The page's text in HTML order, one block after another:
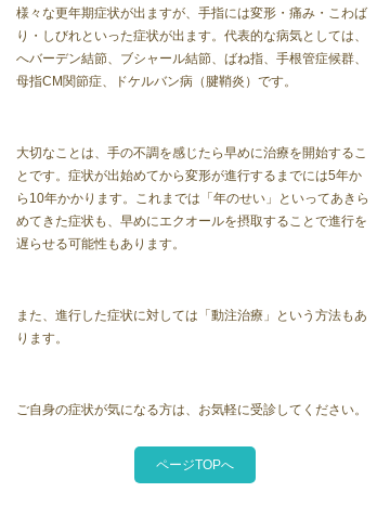
様々な更年期症状が出ますが、手指には変形・痛み・こわば
り・しびれといった症状が出ます。代表的な病気としては、
へバーデン結節、ブシャール結節、ばね指、手根管症候群、
母指CM関節症、ドケルバン病（腱鞘炎）です。
大切なことは、手の不調を感じたら早めに治療を開始するこ
とです。症状が出始めてから変形が進行するまでには5年か
ら10年かかります。これまでは「年のせい」といってあきら
めてきた症状も、早めにエクオールを摂取することで進行を
遅らせる可能性もあります。
また、進行した症状に対しては「動注治療」という方法もあ
ります。
ご自身の症状が気になる方は、お気軽に受診してください。
ページTOPへ